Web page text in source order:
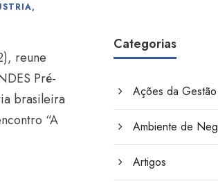
,
reune
Pré-
brasileira
“A
Categorias
Ações da Gestão
Ambiente de
Artigos